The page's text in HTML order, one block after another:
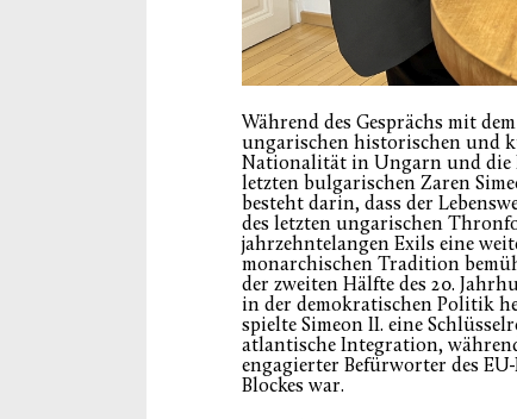
Während des Gesprächs mit
ungarischen historischen und
Nationalität in Ungarn und die
letzten bulgarischen Zaren
besteht darin, dass der
des letzten ungarischen
jahrzehntelangen Exils eine
monarchischen Tradition
der zweiten Hälfte des 20.
in der demokratischen Politik
spielte Simeon II. eine
atlantische Integration,
engagierter Befürworter des
Blockes war.